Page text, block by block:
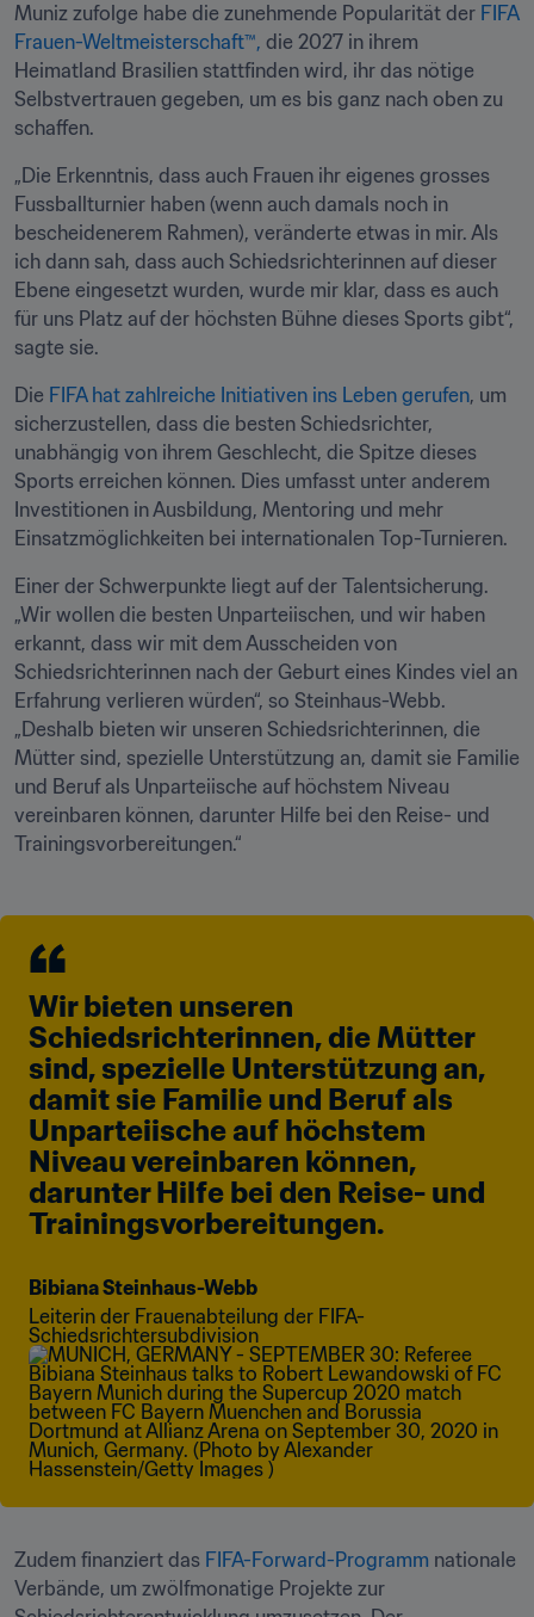
Muniz zufolge habe die zunehmende Popularität der FIFA
Frauen-Weltmeisterschaft™, die 2027 in ihrem
Heimatland Brasilien stattfinden wird, ihr das nötige
Selbstvertrauen gegeben, um es bis ganz nach oben zu
schaffen.
„Die Erkenntnis, dass auch Frauen ihr eigenes grosses
Fussballturnier haben (wenn auch damals noch in
bescheidenerem Rahmen), veränderte etwas in mir. Als
ich dann sah, dass auch Schiedsrichterinnen auf dieser
Ebene eingesetzt wurden, wurde mir klar, dass es auch
für uns Platz auf der höchsten Bühne dieses Sports gibt“,
sagte sie.
Die FIFA hat zahlreiche Initiativen ins Leben gerufen, um
sicherzustellen, dass die besten Schiedsrichter,
unabhängig von ihrem Geschlecht, die Spitze dieses
Sports erreichen können. Dies umfasst unter anderem
Investitionen in Ausbildung, Mentoring und mehr
Einsatzmöglichkeiten bei internationalen Top-Turnieren.
Einer der Schwerpunkte liegt auf der Talentsicherung.
„Wir wollen die besten Unparteiischen, und wir haben
erkannt, dass wir mit dem Ausscheiden von
Schiedsrichterinnen nach der Geburt eines Kindes viel an
Erfahrung verlieren würden“, so Steinhaus-Webb.
„Deshalb bieten wir unseren Schiedsrichterinnen, die
Mütter sind, spezielle Unterstützung an, damit sie Familie
und Beruf als Unparteiische auf höchstem Niveau
vereinbaren können, darunter Hilfe bei den Reise- und
Trainingsvorbereitungen.“
Wir bieten unseren
Schiedsrichterinnen, die Mütter
sind, spezielle Unterstützung an,
damit sie Familie und Beruf als
Unparteiische auf höchstem
Niveau vereinbaren können,
darunter Hilfe bei den Reise- und
Trainingsvorbereitungen.
Bibiana Steinhaus-Webb
Leiterin der Frauenabteilung der FIFA-
Schiedsrichtersubdivision
Zudem finanziert das FIFA-Forward-Programm nationale
Verbände, um zwölfmonatige Projekte zur